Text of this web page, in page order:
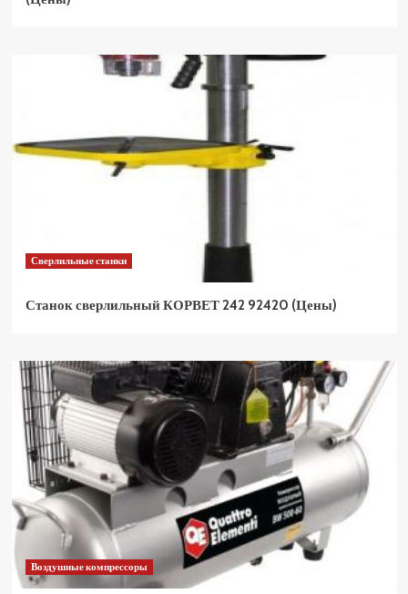
Сверлильные станки
Станок сверлильный КОРВЕТ 242 92420 (Цены)
Воздушные компрессоры